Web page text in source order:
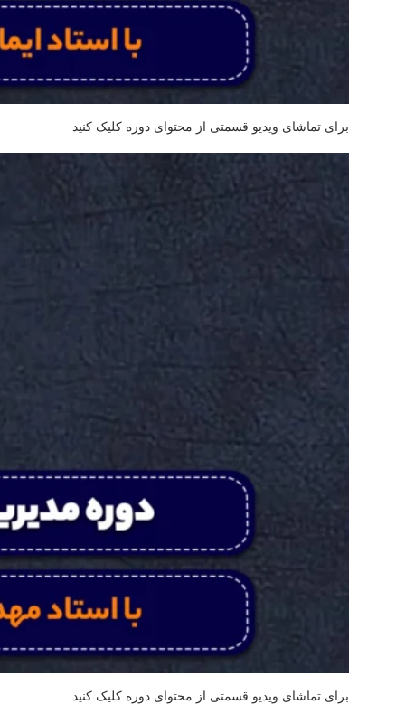
برای تماشای ویدیو قسمتی از محتوای دوره کلیک کنید
برای تماشای ویدیو قسمتی از محتوای دوره کلیک کنید